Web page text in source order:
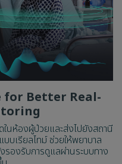
Better Real-
ในห้องผู้ป่วยและส่งไปยังสถานี
เรียลไทม์ ช่วยให้พยาบาล
รองรับการดูแลผ่านระบบทาง